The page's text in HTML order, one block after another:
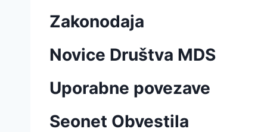
Zakonodaja
Novice Društva MDS
Uporabne povezave
Seonet Obvestila